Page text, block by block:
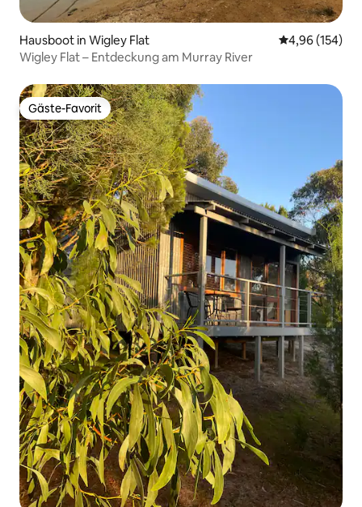
Hausboot in Wigley Flat
4,96 (154)
Wigley Flat – Entdeckung am Murray River
Gäste-Favorit
Gäste-Favorit